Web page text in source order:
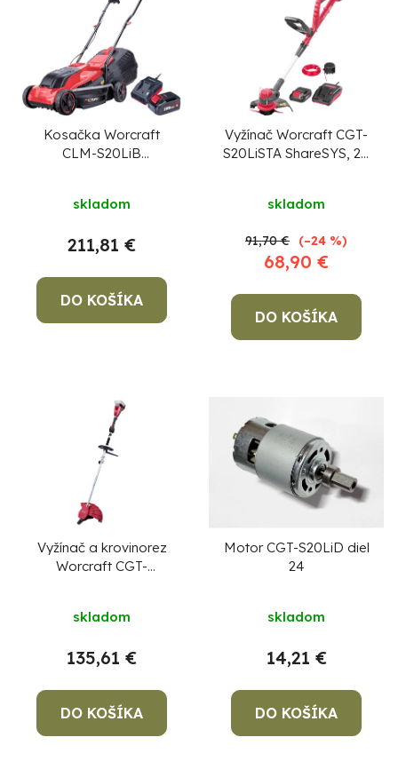
Kosačka Worcraft
CLM-S20LiB
skladom
211,81 €
DO KOŠÍKA
Vyžínač Worcraft CGT-
S20LiSTA ShareSYS, 20
skladom
68,90 €
91,70 € (–24 %)
DO KOŠÍKA
Vyžínač a krovinorez
Worcraft CGT-
bezuhlíkovýhodnotenie
je
4,7
z
5
skladom
135,61 €
DO KOŠÍKA
Motor CGT-S20LiD diel
24
skladom
14,21 €
DO KOŠÍKA